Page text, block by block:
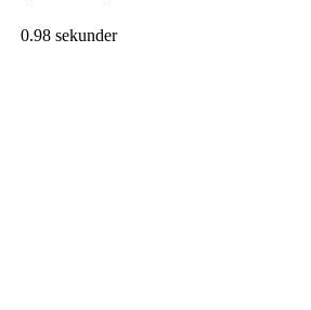
0.98 sekunder